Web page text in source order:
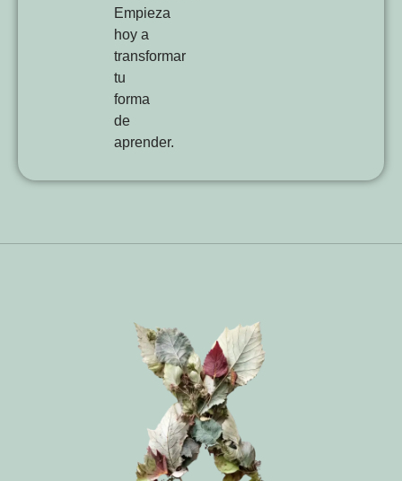
Empieza
hoy a
transformar
tu
forma
de
aprender.